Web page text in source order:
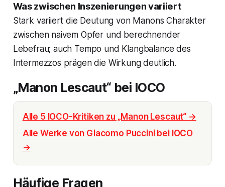
Was zwischen Inszenierungen variiert
Stark variiert die Deutung von Manons Charakter
zwischen naivem Opfer und berechnender
Lebefrau; auch Tempo und Klangbalance des
Intermezzos prägen die Wirkung deutlich.
„Manon Lescaut“ bei IOCO
Alle 5 IOCO-Kritiken zu „Manon Lescaut“ →
Alle Werke von Giacomo Puccini bei IOCO
→
Häufige Fragen